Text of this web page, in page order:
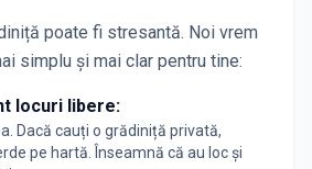
poate fi stresantă. Noi vrem
simplu și mai clar pentru tine:
locuri libere:
Dacă cauți o grădiniță privată,
pe hartă. Înseamnă că au loc și